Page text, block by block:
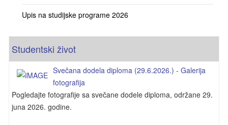
Upis na studijske programe 2026
Studentski život
Svečana dodela diploma (29.6.2026.) - Galerija
fotografija
Pogledajte fotografije sa svečane dodele diploma, održane 29.
juna 2026. godine.